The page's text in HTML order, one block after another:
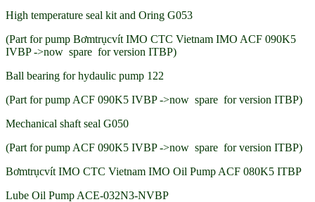
High temperature seal kit and Oring G053
(Part for pump Bơmtrụcvít IMO CTC Vietnam IMO ACF 090K5
IVBP ->now spare for version ITBP)
Ball bearing for hydaulic pump 122
(Part for pump ACF 090K5 IVBP ->now spare for version ITBP)
Mechanical shaft seal G050
(Part for pump ACF 090K5 IVBP ->now spare for version ITBP)
Bơmtrụcvít IMO CTC Vietnam IMO Oil Pump ACF 080K5 ITBP
Lube Oil Pump ACE-032N3-NVBP